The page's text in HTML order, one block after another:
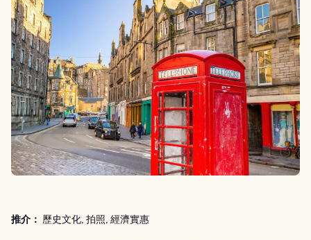
推介： 歷史文化, 拍照, 經濟實惠